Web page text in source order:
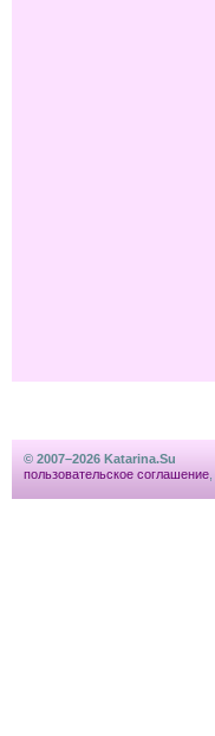
© 2007–2026 Katarina.Su
пользовательское соглашение